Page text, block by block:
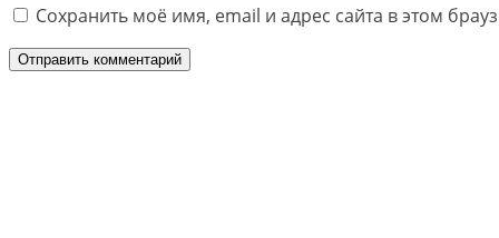
Сохранить моё имя, email и адрес сайта в этом